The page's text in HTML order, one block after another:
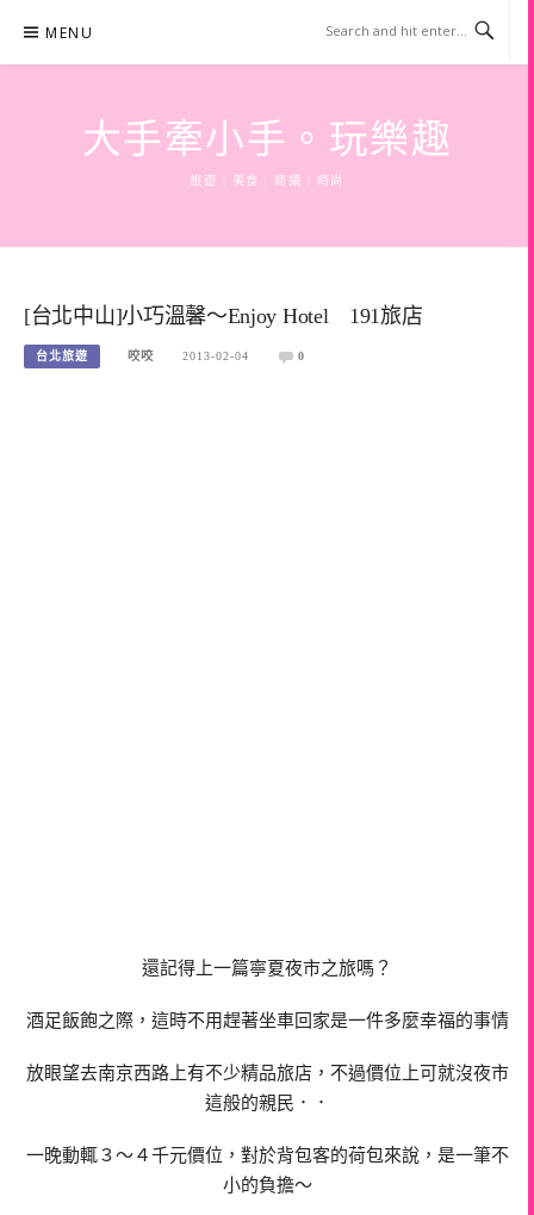
content
MENU
大手牽小手。玩樂趣
旅遊 | 美食 | 商攝 | 時尚
[台北中山]小巧溫馨～Enjoy Hotel 191旅店
台北旅遊 咬咬 2013-02-04 0
還記得上一篇寧夏夜市之旅嗎？
酒足飯飽之際，這時不用趕著坐車回家是一件多麼幸福的事情
放眼望去南京西路上有不少精品旅店，不過價位上可就沒夜市
這般的親民．．
一晚動輒３～４千元價位，對於背包客的荷包來說，是一筆不
小的負擔～